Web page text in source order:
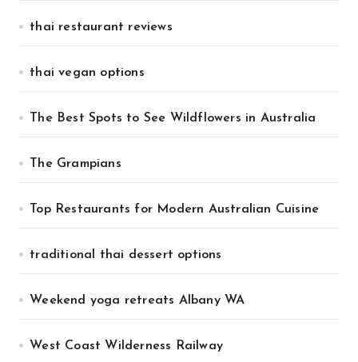
thai restaurant reviews
thai vegan options
The Best Spots to See Wildflowers in Australia
The Grampians
Top Restaurants for Modern Australian Cuisine
traditional thai dessert options
Weekend yoga retreats Albany WA
West Coast Wilderness Railway